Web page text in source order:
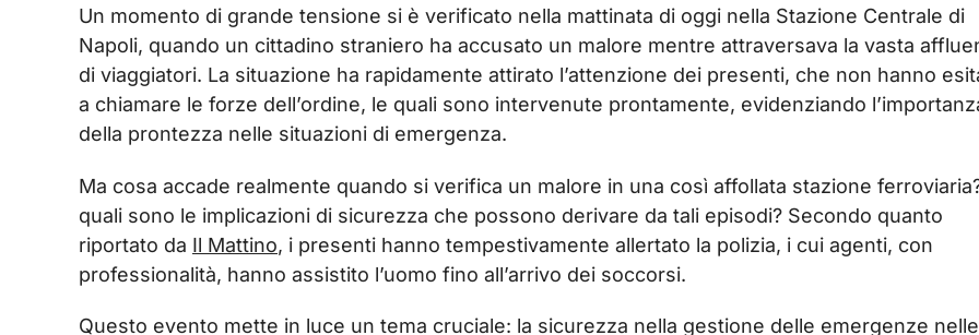
Un momento di grande tensione si è verificato nella mattinata di oggi nella Stazione Centrale di
Napoli, quando un cittadino straniero ha accusato un malore mentre attraversava la vasta
di viaggiatori. La situazione ha rapidamente attirato l’attenzione dei presenti, che non hanno
a chiamare le forze dell’ordine, le quali sono intervenute prontamente, evidenziando
della prontezza nelle situazioni di emergenza.
Ma cosa accade realmente quando si verifica un malore in una così affollata stazione
quali sono le implicazioni di sicurezza che possono derivare da tali episodi? Secondo quanto
riportato da Il Mattino, i presenti hanno tempestivamente allertato la polizia, i cui agenti, con
professionalità, hanno assistito l’uomo fino all’arrivo dei soccorsi.
Questo evento mette in luce un tema cruciale: la sicurezza nella gestione delle emergenze nelle